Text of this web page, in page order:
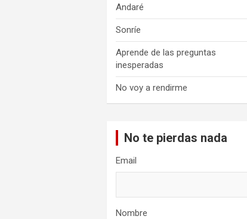
Andaré
Sonríe
Aprende de las preguntas
inesperadas
No voy a rendirme
No te pierdas nada
Email
Nombre